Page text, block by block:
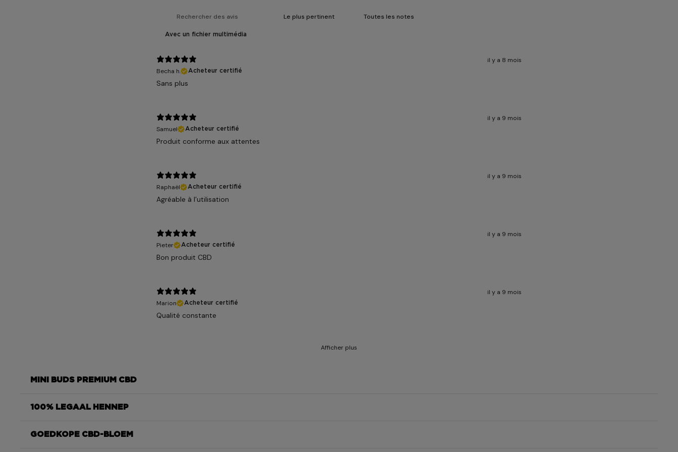
Avec un fichier multimédia
il y a 8 mois
Becha h.
Acheteur certifié
Sans plus
il y a 9 mois
Samuel
Acheteur certifié
Produit conforme aux attentes
il y a 9 mois
Raphaël
Acheteur certifié
Agréable à l’utilisation
il y a 9 mois
Pieter
Acheteur certifié
Bon produit CBD
il y a 9 mois
Marion
Acheteur certifié
Qualité constante
Afficher plus
MINI BUDS PREMIUM CBD
Green Crack
100% LEGAAL HENNEP
Green Crack
GOEDKOPE CBD-BLOEM